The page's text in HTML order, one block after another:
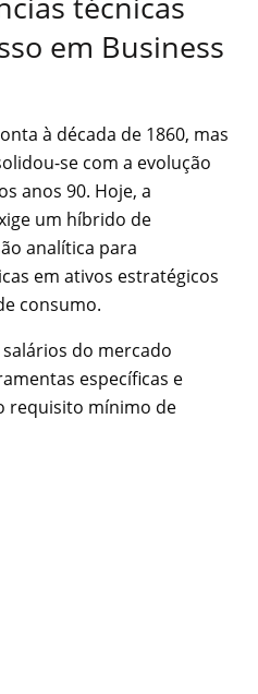
em Business
à década de 1860, mas
se com a evolução
anos 90. Hoje, a
um híbrido de
analítica para
em ativos estratégicos
consumo.
do mercado
específicas e
requisito mínimo de